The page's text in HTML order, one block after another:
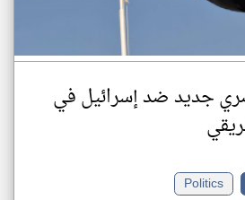
جديد ضد إسرائيل في
Politics